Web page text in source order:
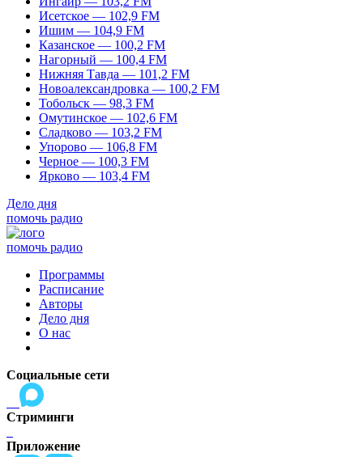
Исетское — 102,9 FM
Ишим — 104,9 FM
Казанское — 100,2 FM
Нагорный — 100,4 FM
Нижняя Тавда — 101,2 FM
Новоалександровка — 100,2 FM
Тобольск — 98,3 FM
Омутинское — 102,6 FM
Сладково — 103,2 FM
Упорово — 106,8 FM
Черное — 100,3 FM
Ярково — 103,4 FM
Дело дня
помочь радио
помочь радио
Программы
Расписание
Авторы
Дело дня
О нас
Социальные сети
Стриминги
Приложение